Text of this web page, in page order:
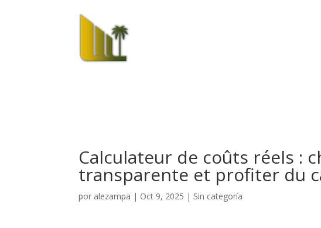
Calculateur de coûts réels :
transparente et profiter du
por alezampa | Oct 9, 2025 | Sin categoría